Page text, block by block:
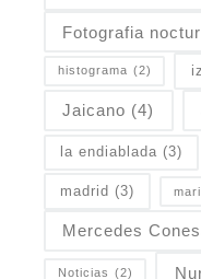
Fotografia
histograma (2)
Jaicano (4)
la endiablada (3)
madrid (3)
Mercedes
Noticias (2)